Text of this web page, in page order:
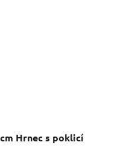
Hrnec s poklicí